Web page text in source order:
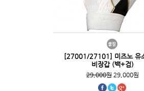
[27001/27101] 미즈노 유
비장갑 (백+검)
29,000원29,000원